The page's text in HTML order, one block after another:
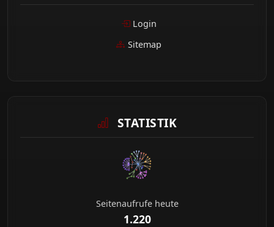
Login
Sitemap
STATISTIK
Seitenaufrufe heute
1.220